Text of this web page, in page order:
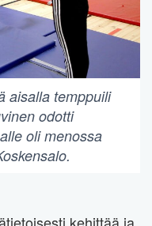
aisalla temppuili
odotti
oli menossa